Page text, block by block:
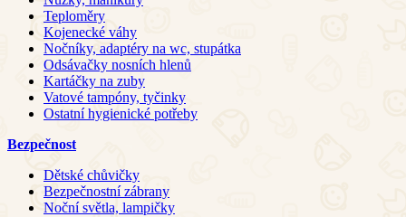
Teploměry
Kojenecké váhy
Nočníky, adaptéry na wc, stupátka
Odsávačky nosních hlenů
Kartáčky na zuby
Vatové tampóny, tyčinky
Ostatní hygienické potřeby
Bezpečnost
Dětské chůvičky
Bezpečnostní zábrany
Noční světla, lampičky